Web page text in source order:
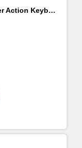
Keyboard
(medfølger)